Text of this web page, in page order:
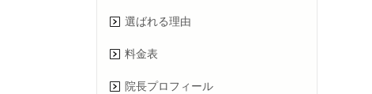
選ばれる理由
料金表
院長プロフィール